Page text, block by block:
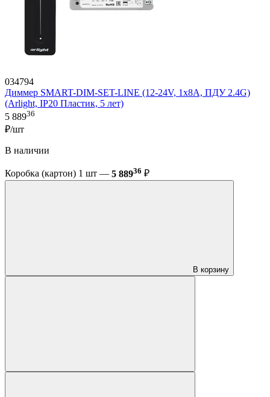
034794
Диммер SMART-DIM-SET-LINE (12-24V, 1x8A, ПДУ 2.4G)
(Arlight, IP20 Пластик, 5 лет)
5 88936
₽/шт
В наличии
Коробка (картон) 1 шт — 5 88936 ₽
В корзину